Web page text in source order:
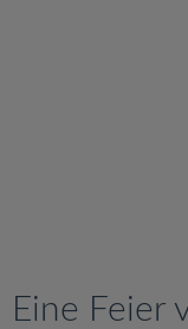
Eine Feier